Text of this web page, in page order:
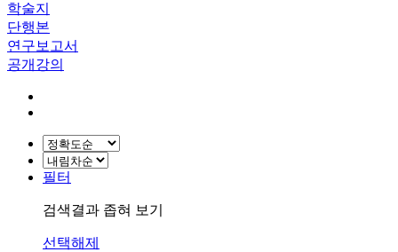
학술지
단행본
연구보고서
공개강의
필터
검색결과 좁혀 보기
선택해제